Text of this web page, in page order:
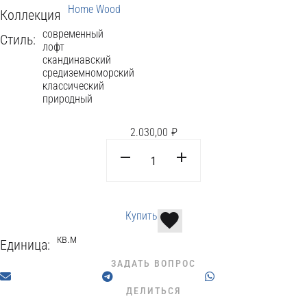
Коллекция Home Wood
Стиль: современный
лофт
скандинавский
средиземноморский
классический
природный
₽
2.030,00
Купить
Единица: кв.м
ЗАДАТЬ ВОПРОС
ДЕЛИТЬСЯ